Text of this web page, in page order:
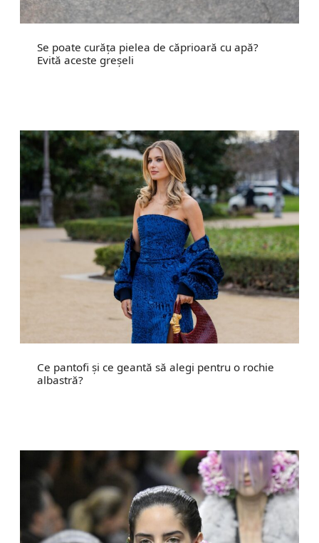
Se poate curăța pielea de căprioară cu apă?
Evită aceste greșeli
Ce pantofi și ce geantă să alegi pentru o rochie
albastră?